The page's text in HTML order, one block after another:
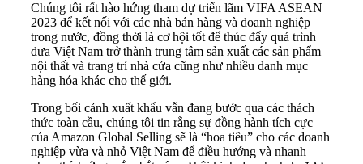
Chúng tôi rất hào hứng tham dự triển lãm VIFA ASEAN
2023 để kết nối với các nhà bán hàng và doanh nghiệp
trong nước, đồng thời là cơ hội tốt để thúc đẩy quá trình
đưa Việt Nam trở thành trung tâm sản xuất các sản phẩm
nội thất và trang trí nhà cửa cũng như nhiều danh mục
hàng hóa khác cho thế giới.
Trong bối cảnh xuất khẩu vẫn đang bước qua các thách
thức toàn cầu, chúng tôi tin rằng sự đồng hành tích cực
của Amazon Global Selling sẽ là “hoa tiêu” cho các doanh
nghiệp vừa và nhỏ Việt Nam để điều hướng và nhanh